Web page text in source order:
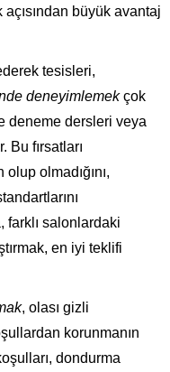
büyük avantaj
tesisleri,
deneyimlemekçok
deneme dersleri veya
Bu fırsatları
olmadığını,
farklı salonlardaki
en iyi teklifi
, olası gizli
korunmanın
dondurma